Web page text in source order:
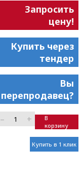
Запросить
цену!
Купить через
тендер
Вы
перепродавец?
– +
В
корзину
Купить в 1 клик